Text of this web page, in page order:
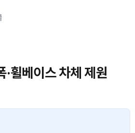
휠베이스 차체 제원